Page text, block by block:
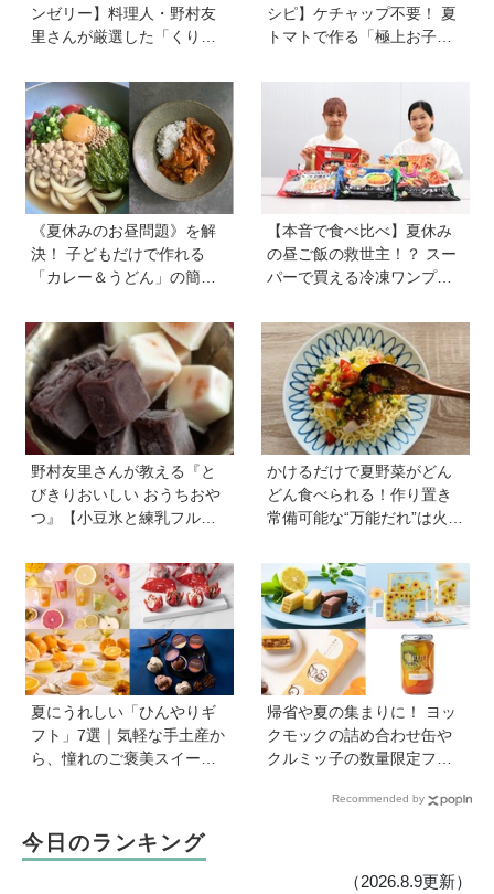
ンゼリー】料理人・野村友
里さんが厳選した「くり返
から夏にピッタリなレシピ
をピックアップ
シピ】ケチャップ不要！ 夏
トマトで作る「極上お子様
「おまけゼリー」を料理
家・川上ミホさんが直伝
《夏休みのお昼問題》を解
決！ 子どもだけで作れる
「カレー＆うどん」の簡単
ホさんに聞いた
【本音で食べ比べ】夏休み
の昼ご飯の救世主！？ スー
パーで買える冷凍ワンプレ
食！
野村友里さんが教える『と
びきりおいしい おうちおや
つ』【小豆氷と練乳フルー
り！ 小学生でもお手伝いで
きる
かけるだけで夏野菜がどん
どん食べられる！作り置き
常備可能な“万能だれ”は火を
修】
夏にうれしい「ひんやりギ
フト」7選｜気軽な手土産か
ら、憧れのご褒美スイーツ
帰省や夏の集まりに！ ヨッ
クモックの詰め合わせ缶や
クルミッ子の数量限定フレ
る「夏の手土産」８選
Recommended by
今日のランキング
（2026.8.9更新）